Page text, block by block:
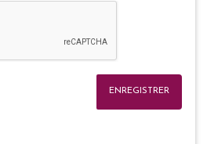
ENREGISTRER